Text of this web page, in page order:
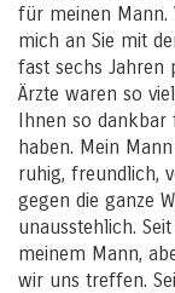
für meinen Mann.
mich an Sie mit
fast sechs Jahren
Ärzte waren so
Ihnen so dankbar
haben. Mein
ruhig, freundlich,
gegen die ganze
unausstehlich.
meinem Mann,
wir uns treffen.